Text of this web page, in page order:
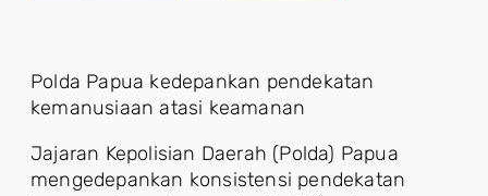
Polda Papua kedepankan pendekatan
kemanusiaan atasi keamanan
Jajaran Kepolisian Daerah (Polda) Papua
mengedepankan konsistensi pendekatan